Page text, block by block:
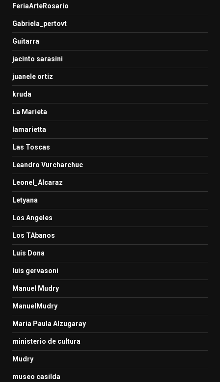
FeriaArteRosario
Gabriela_pertovt
Guitarra
jacinto sarasini
juanele ortiz
kruda
La Marieta
lamarietta
Las Toscas
Leandro Vurcharchuc
Leonel_Alcaraz
Letyana
Los Angeles
Los TAbanos
Luis Dona
luis gervasoni
Manuel Mudry
ManuelMudry
Maria Paula Alzugaray
ministerio de cultura
Mudry
museo casilda